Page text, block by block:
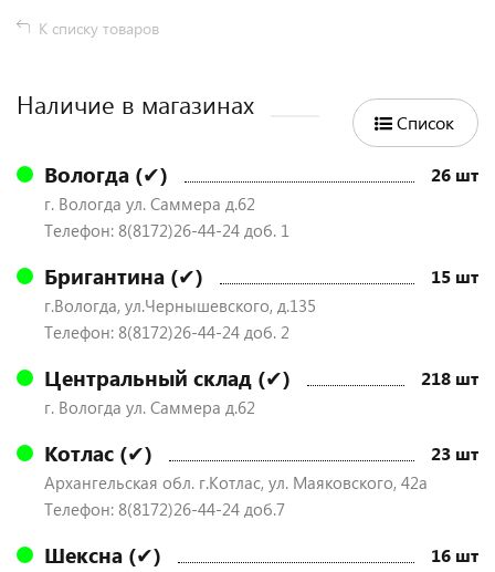
К списку товаров
Наличие в магазинах
Список
Вологда (✔) 26 шт
г. Вологда ул. Саммера д.62
Телефон: 8(8172)26-44-24 доб. 1
Бригантина (✔) 15 шт
г.Вологда, ул.Чернышевского, д.135
Телефон: 8(8172)26-44-24 доб. 2
Центральный склад (✔) 218 шт
г. Вологда ул. Саммера д.62
Котлас (✔) 23 шт
Архангельская обл. г.Котлас, ул. Маяковского, 42а
Телефон: 8(8172)26-44-24 доб.7
Шексна (✔) 16 шт